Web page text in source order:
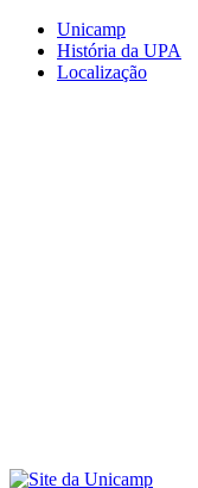
Conteúdo principal
Unicamp
História da UPA
Localização